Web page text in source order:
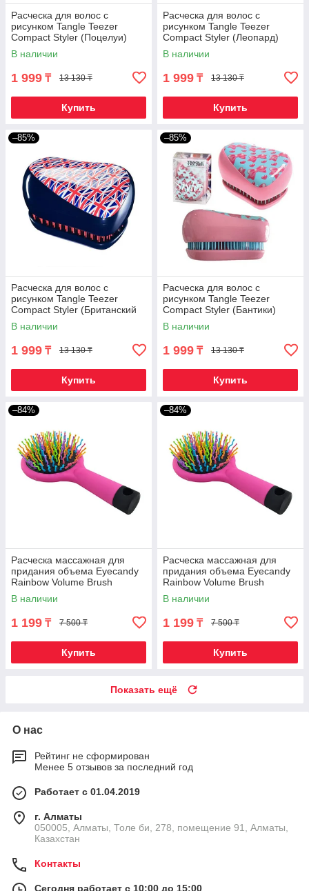
Расческа для волос с
рисунком Tangle Teezer
Compact Styler (Поцелуи)
В наличии
1 999 ₸ 13 130 ₸
Купить
Расческа для волос с
рисунком Tangle Teezer
Compact Styler (Леопард)
В наличии
1 999 ₸ 13 130 ₸
Купить
–85%
Расческа для волос с
рисунком Tangle Teezer
Compact Styler (Британский
флаг)
В наличии
1 999 ₸ 13 130 ₸
Купить
–85%
Расческа для волос с
рисунком Tangle Teezer
Compact Styler (Бантики)
В наличии
1 999 ₸ 13 130 ₸
Купить
–84%
Расческа массажная для
придания объема Eyecandy
Rainbow Volume Brush
[Medium] (Фиолетовый)
В наличии
1 199 ₸ 7 500 ₸
Купить
–84%
Расческа массажная для
придания объема Eyecandy
Rainbow Volume Brush
[Medium] (Розовый)
В наличии
1 199 ₸ 7 500 ₸
Купить
Показать ещё
О нас
Рейтинг не сформирован
Менее 5 отзывов за последний год
Работает с 01.04.2019
г. Алматы
050005, Алматы, Толе би, 278, помещение 91, Алматы,
Казахстан
Контакты
Сегодня работает с 10:00 до 15:00